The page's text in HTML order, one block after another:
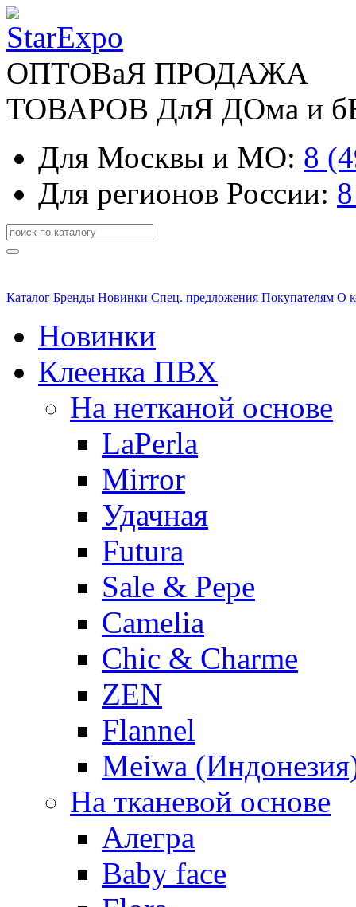
ОПТОВаЯ ПРОДАЖА
ТОВАРОВ ДлЯ ДОма и
Для Москвы и МО: 8
Для регионов России:
Каталог Бренды Новинки Спец. предложения Покупателям О
Новинки
Клеенка ПВХ
На нетканой основе
LaPerla
Mirror
Удачная
Futura
Sale & Pepe
Camelia
Chic & Charme
ZEN
Flannel
Meiwa
На тканевой основе
Алегра
Baby face